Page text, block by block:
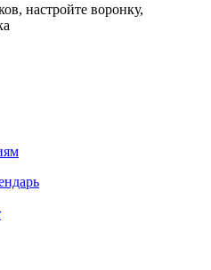
настройте воронку,